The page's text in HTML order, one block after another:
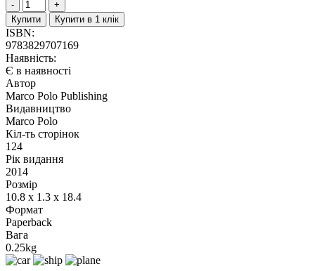
Купити Купити в 1 клік
ISBN:
9783829707169
Наявність:
Є в наявності
Автор
Marco Polo Publishing
Видавництво
Marco Polo
Кіл-ть сторінок
124
Рік видання
2014
Розмір
10.8 x 1.3 x 18.4
Формат
Paperback
Вага
0.25kg